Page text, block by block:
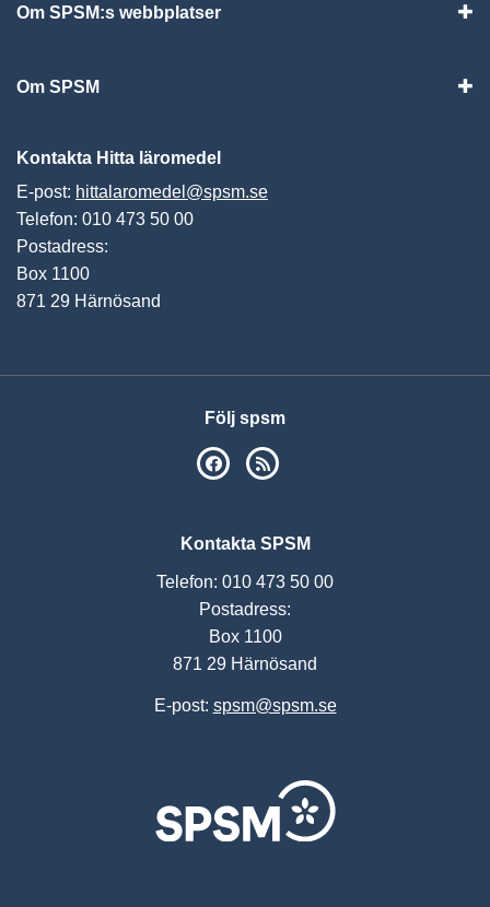
Om SPSM:s webbplatser
Om SPSM
Kontakta Hitta läromedel
E-post: hittalaromedel@spsm.se
Telefon: 010 473 50 00
Postadress:
Box 1100
871 29 Härnösand
Följ spsm
SPSM på Facebook
Kontakta SPSM
Telefon: 010 473 50 00
Postadress:
Box 1100
871 29 Härnösand
E-post: spsm@spsm.se